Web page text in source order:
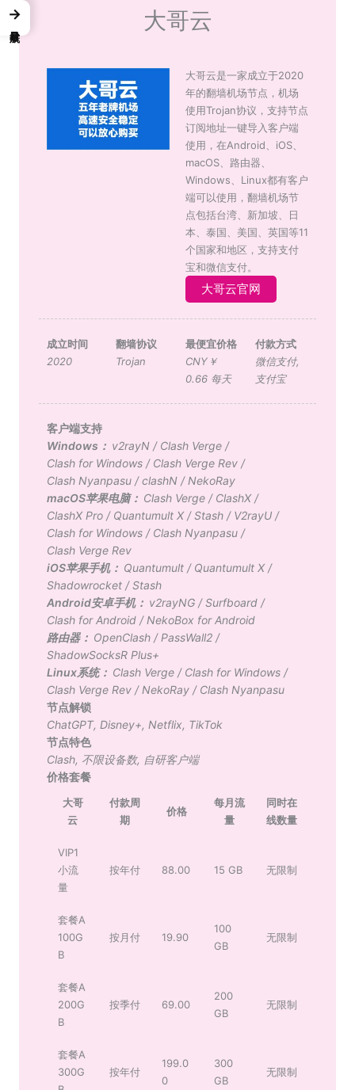
大哥云
大哥云是一家成立于2020
年的翻墙机场节点，机场
使用Trojan协议，支持节点
订阅地址一键导入客户端
使用，在Android、iOS、
macOS、路由器、
Windows、Linux都有客户
端可以使用，翻墙机场节
点包括台湾、新加坡、日
本、泰国、美国、英国等11
个国家和地区，支持支付
宝和微信支付。
大哥云官网
成立时间
2020
翻墙协议
Trojan
最便宜价格
CNY￥
0.66 每天
付款方式
微信支付,
支付宝
客户端支持
Windows： v2rayN/ Clash Verge/
Clash for Windows/ Clash Verge Rev/
Clash Nyanpasu/clashN/ NekoRay
macOS苹果电脑： Clash Verge/ ClashX/
ClashX Pro/ Quantumult X/Stash/ V2rayU/
Clash for Windows/ Clash Nyanpasu/
Clash Verge Rev
iOS苹果手机： Quantumult/ Quantumult X/
Shadowrocket/Stash
Android安卓手机： v2rayNG/Surfboard/
Clash for Android/ NekoBox for Android
路由器： OpenClash/ PassWall2/
ShadowSocksR Plus+
Linux系统： Clash Verge/ Clash for Windows/
Clash Verge Rev/ NekoRay/ Clash Nyanpasu
节点解锁
ChatGPT, Disney+, Netflix, TikTok
节点特色
Clash, 不限设备数, 自研客户端
价格套餐
大哥
云
付款周
期
价格
每月流
量
同时在
线数量
VIP1
小流
量
按年付 88.00 15 GB 无限制
套餐A
100G
B
按月付 19.90
100
GB
无限制
套餐A
200G
B
按季付 69.00
200
GB
无限制
套餐A
300G
按年付
199.0
0
300
GB
无限制
→